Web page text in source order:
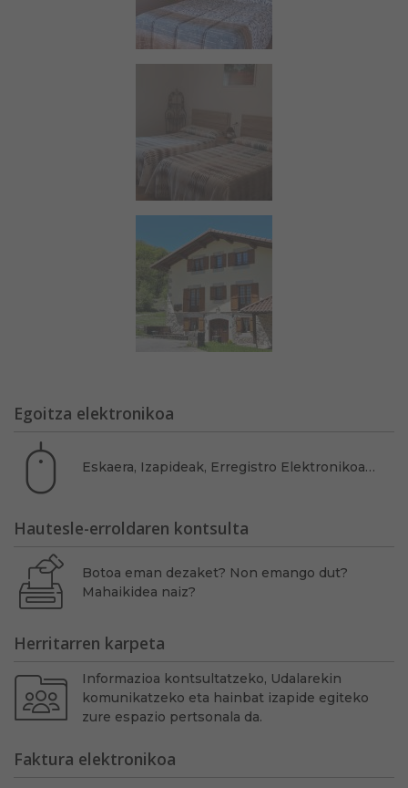
Egoitza elektronikoa
Eskaera, Izapideak, Erregistro Elektronikoa…
Hautesle-erroldaren kontsulta
Botoa eman dezaket? Non emango dut?
Mahaikidea naiz?
Herritarren karpeta
Informazioa kontsultatzeko, Udalarekin
komunikatzeko eta hainbat izapide egiteko
zure espazio pertsonala da.
Faktura elektronikoa